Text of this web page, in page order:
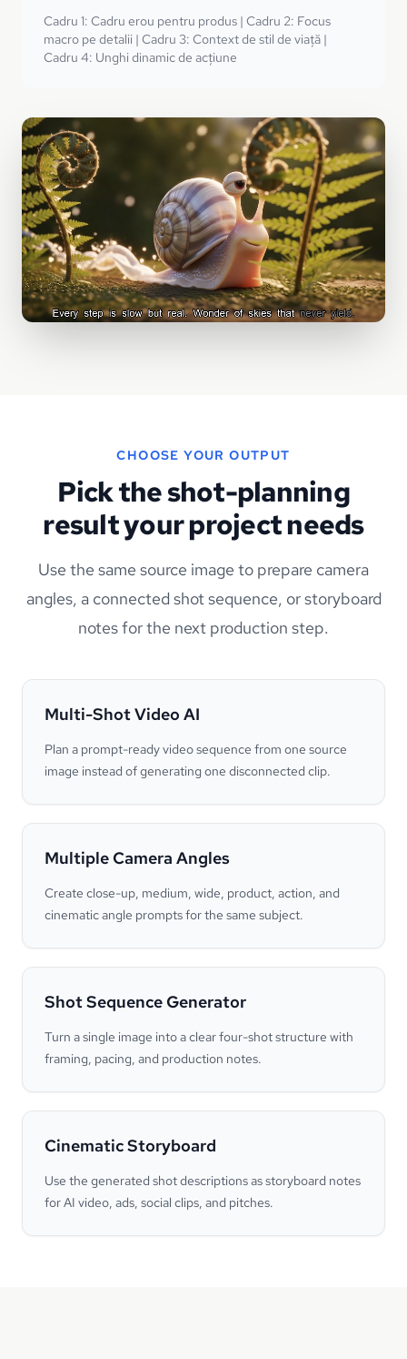
Cadru 1: Cadru erou pentru produs | Cadru 2: Focus
macro pe detalii | Cadru 3: Context de stil de viață |
Cadru 4: Unghi dinamic de acțiune
CHOOSE YOUR OUTPUT
Pick the shot-planning
result your project needs
Use the same source image to prepare camera
angles, a connected shot sequence, or storyboard
notes for the next production step.
Multi-Shot Video AI
Plan a prompt-ready video sequence from one source
image instead of generating one disconnected clip.
Multiple Camera Angles
Create close-up, medium, wide, product, action, and
cinematic angle prompts for the same subject.
Shot Sequence Generator
Turn a single image into a clear four-shot structure with
framing, pacing, and production notes.
Cinematic Storyboard
Use the generated shot descriptions as storyboard notes
for AI video, ads, social clips, and pitches.